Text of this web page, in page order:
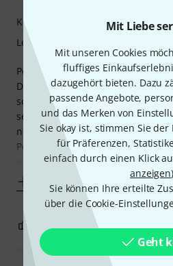
Mit Liebe
Mit unseren Cookies
fluffiges
dazugehört bieten. Dazu
passende Angebote,
und das Merken von
Sie okay ist, stimmen Sie der
für Präferenzen,
einfach durch einen Klick
anzeigen
Sie können Ihre erteilte
über die Cookie-
Geht
Peter fischer ist bei Gitarristen
Doch viele Workshops und viele
schon so manchen Gitarristen
seinen Style zu verbessern. Mit
nächste Runde. Sowohl
Pentatonik, Dur, Moll und
und mit zahlreichen Übungen
Mehr anzeigen
Kompetenz
Lernfaktor